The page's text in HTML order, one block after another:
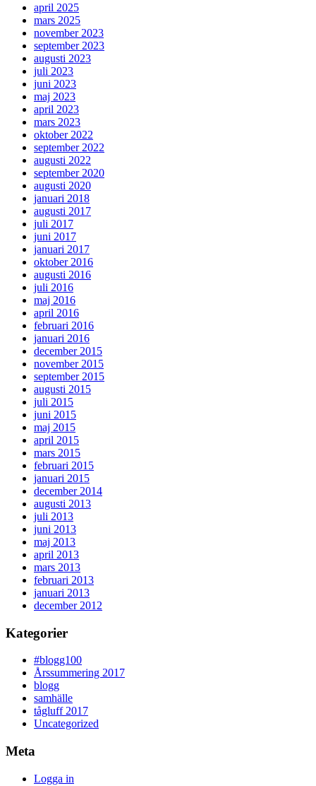
april 2025
mars 2025
november 2023
september 2023
augusti 2023
juli 2023
juni 2023
maj 2023
april 2023
mars 2023
oktober 2022
september 2022
augusti 2022
september 2020
augusti 2020
januari 2018
augusti 2017
juli 2017
juni 2017
januari 2017
oktober 2016
augusti 2016
juli 2016
maj 2016
april 2016
februari 2016
januari 2016
december 2015
november 2015
september 2015
augusti 2015
juli 2015
juni 2015
maj 2015
april 2015
mars 2015
februari 2015
januari 2015
december 2014
augusti 2013
juli 2013
juni 2013
maj 2013
april 2013
mars 2013
februari 2013
januari 2013
december 2012
Kategorier
#blogg100
Årssummering 2017
blogg
samhälle
tågluff 2017
Uncategorized
Meta
Logga in